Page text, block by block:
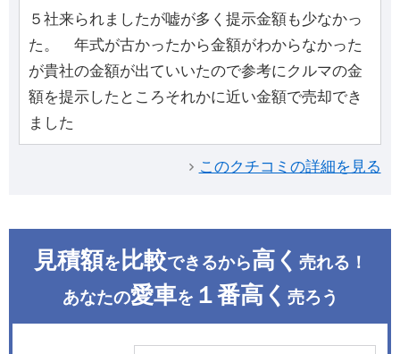
５社来られましたが嘘が多く提示金額も少なかっ
た。 年式が古かったから金額がわからなかった
が貴社の金額が出ていいたので参考にクルマの金
額を提示したところそれかに近い金額で売却でき
ました
このクチコミの詳細を見る
見積額を 比較できるから高く 売れる！
あなたの愛車を １番高く 売ろう